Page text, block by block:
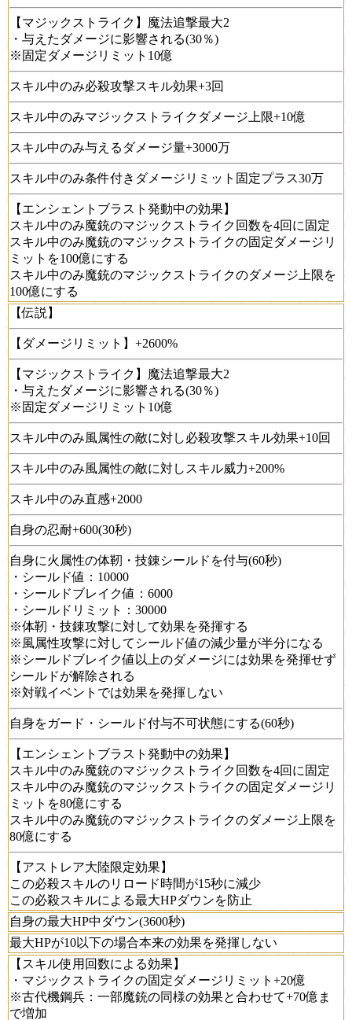
【マジックストライク】魔法追撃最大2
・与えたダメージに影響される(30％)
※固定ダメージリミット10億
スキル中のみ必殺攻撃スキル効果+3回
スキル中のみマジックストライクダメージ上限+10億
スキル中のみ与えるダメージ量+3000万
スキル中のみ条件付きダメージリミット固定プラス30万
【エンシェントブラスト発動中の効果】
スキル中のみ魔銃のマジックストライク回数を4回に固定
スキル中のみ魔銃のマジックストライクの固定ダメージリ
ミットを100億にする
スキル中のみ魔銃のマジックストライクのダメージ上限を
100億にする
【伝説】
【ダメージリミット】+2600%
【マジックストライク】魔法追撃最大2
・与えたダメージに影響される(30％)
※固定ダメージリミット10億
スキル中のみ風属性の敵に対し必殺攻撃スキル効果+10回
スキル中のみ風属性の敵に対しスキル威力+200%
スキル中のみ直感+2000
自身の忍耐+600(30秒)
自身に火属性の体靭・技錬シールドを付与(60秒)
・シールド値：10000
・シールドブレイク値：6000
・シールドリミット：30000
※体靭・技錬攻撃に対して効果を発揮する
※風属性攻撃に対してシールド値の減少量が半分になる
※シールドブレイク値以上のダメージには効果を発揮せず
シールドが解除される
※対戦イベントでは効果を発揮しない
自身をガード・シールド付与不可状態にする(60秒)
【エンシェントブラスト発動中の効果】
スキル中のみ魔銃のマジックストライク回数を4回に固定
スキル中のみ魔銃のマジックストライクの固定ダメージリ
ミットを80億にする
スキル中のみ魔銃のマジックストライクのダメージ上限を
80億にする
【アストレア大陸限定効果】
この必殺スキルのリロード時間が15秒に減少
この必殺スキルによる最大HPダウンを防止
自身の最大HP中ダウン(3600秒)
最大HPが10以下の場合本来の効果を発揮しない
【スキル使用回数による効果】
・マジックストライクの固定ダメージリミット+20億
※古代機鋼兵：一部魔銃の同様の効果と合わせて+70億ま
で増加